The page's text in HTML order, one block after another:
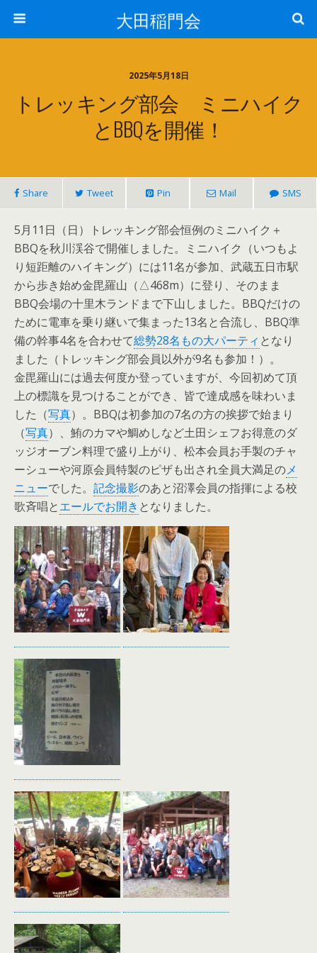
大田稲門会
2025年5月18日
トレッキング部会 ミニハイク
とBBQを開催！
Share Tweet Pin Mail SMS
5月11日（日）トレッキング部会恒例のミニハイク＋
BBQを秋川渓谷で開催しました。ミニハイク（いつもよ
り短距離のハイキング）には11名が参加、武蔵五日市駅
から歩き始め金毘羅山（△468m）に登り、そのまま
BBQ会場の十里木ランドまで下山しました。BBQだけの
ために電車を乗り継いで集まった13名と合流し、BBQ準
備の幹事4名を合わせて総勢28名もの大パーティ となり
ました（トレッキング部会員以外が9名も参加！）。
金毘羅山には過去何度か登っていますが、今回初めて頂
上の標識を見つけることができ、皆で達成感を味わいま
した（写真）。BBQは初参加の7名の方の挨拶で始まり
（写真）、鮪のカマや鯛めしなど土田シェフお得意のダ
ッジオーブン料理で盛り上がり、松本会員お手製のチャ
ーシューや河原会員特製のピザも出され全員大満足のメ
ニューでした。 記念撮影のあと沼澤会員の指揮による校
歌斉唱とエールでお開き となりました。